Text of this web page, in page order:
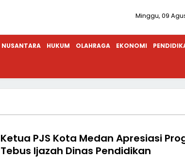
Minggu, 09
NUSANTARA HUKUM OLAHRAGA EKONOMI
Ketua PJS Kota Medan Apresiasi
Tebus Ijazah Dinas Pendidikan